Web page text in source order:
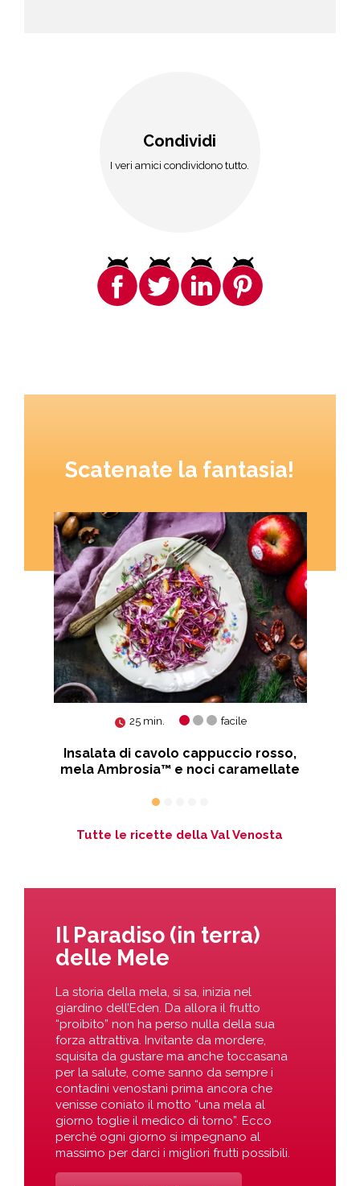
Condividi
I veri amici condividono tutto.
Scatenate la fantasia!
25 min. facile
Insalata di cavolo cappuccio rosso,
mela Ambrosia™ e noci caramellate
Tutte le ricette della Val Venosta
Il Paradiso (in terra)
delle Mele
La storia della mela, si sa, inizia nel
giardino dell’Eden. Da allora il frutto
“proibito” non ha perso nulla della sua
forza attrattiva. Invitante da mordere,
squisita da gustare ma anche toccasana
per la salute, come sanno da sempre i
contadini venostani prima ancora che
venisse coniato il motto “una mela al
giorno toglie il medico di torno”. Ecco
perché ogni giorno si impegnano al
massimo per darci i migliori frutti possibili.